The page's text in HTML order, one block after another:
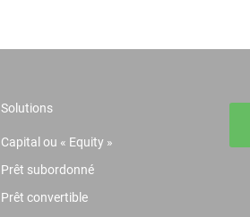
Solutions
Capital ou « Equity »
Prêt subordonné
Prêt convertible